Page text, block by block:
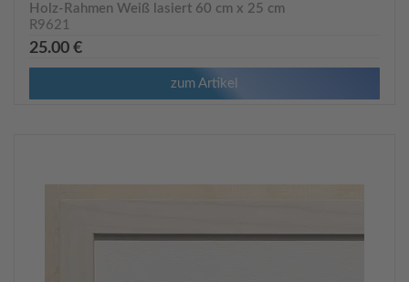
Holz-Rahmen Weiß lasiert 60 cm x 25 cm
R9621
25.00 €
zum Artikel